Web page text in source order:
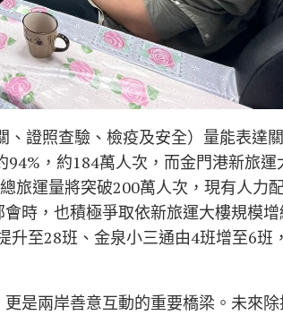
、證照查驗、檢疫及安全）量能表達關
94%，約184萬人次，而金門港新旅運
旅運量將突破200萬人次，現有人力
時，也積極爭取依新旅運大樓規模增
升至28班、 金泉小三通由4班增至6班
是兩岸善意互動的重要橋梁。未來除